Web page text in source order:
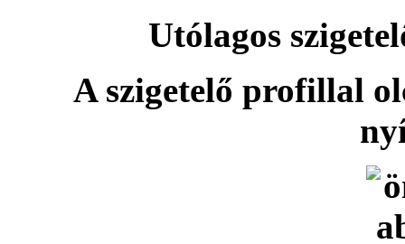
Utólagos
A szigetelő profillal